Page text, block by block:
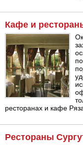
Кафе и
ресторанах и кафе
Рестораны